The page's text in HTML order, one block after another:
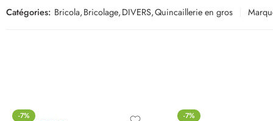
Catégories: Bricola,Bricolage,DIVERS,Quincaillerie en gros
-7%
-7%